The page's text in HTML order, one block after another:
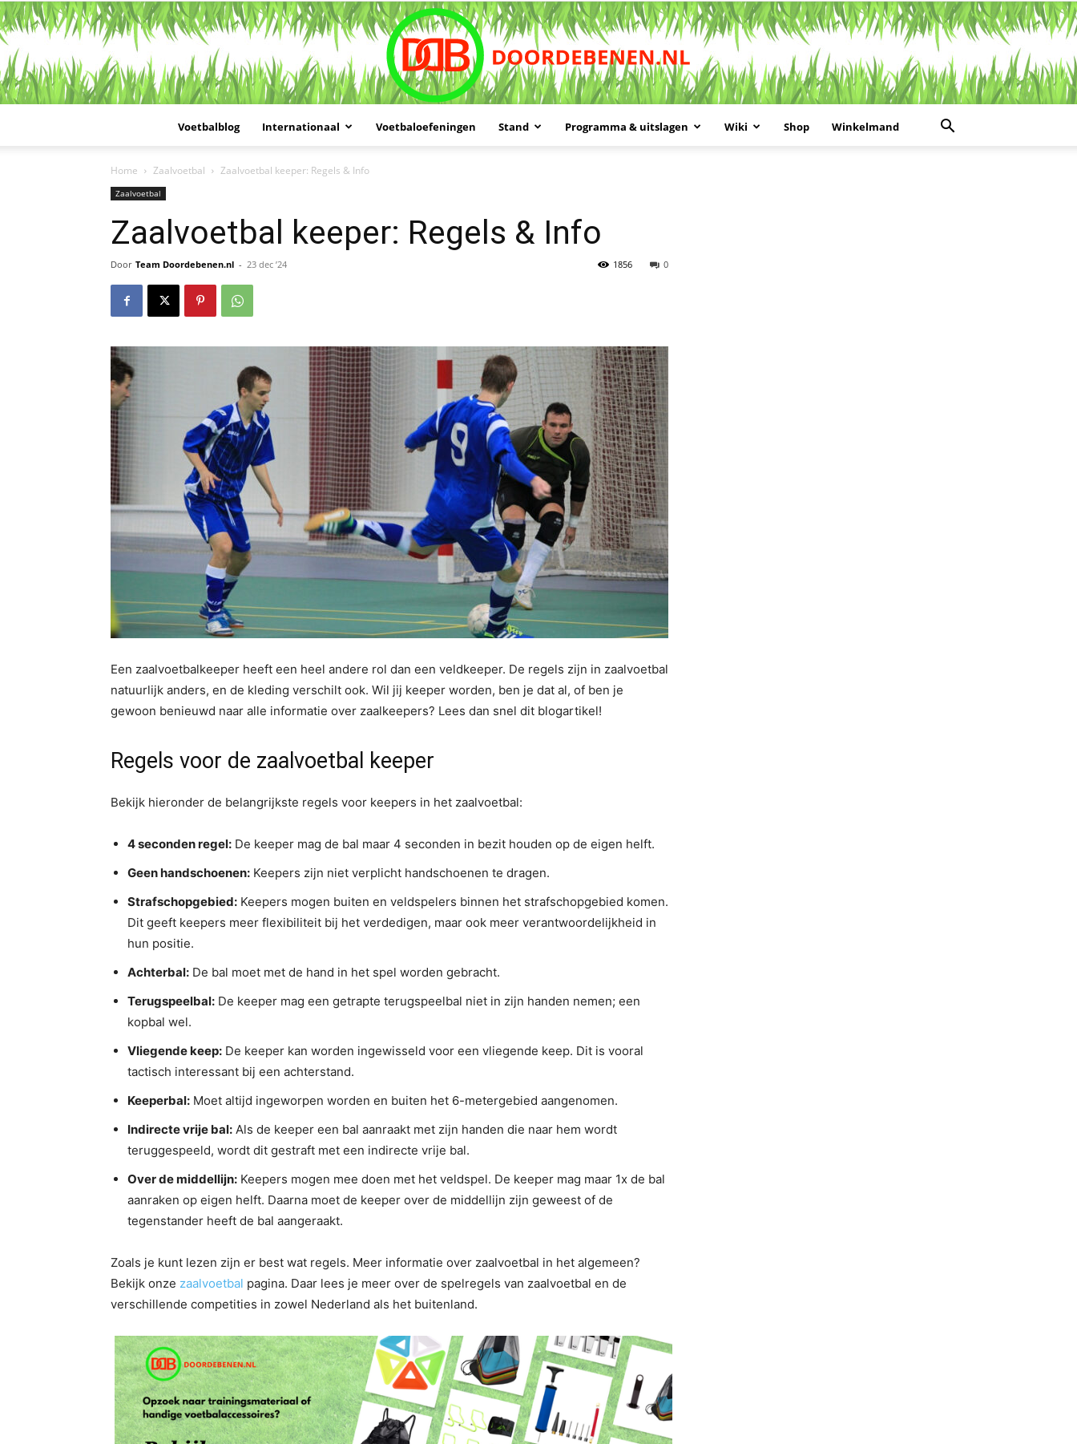
Voetbalblog Internationaal Voetbaloefeningen Stand Programma & uitslagen Wiki Shop Winkelmand
Home Zaalvoetbal Zaalvoetbal keeper: Regels & Info
Zaalvoetbal
Zaalvoetbal keeper: Regels & Info
Door Team Doordebenen.nl - 23 dec ’24 0
1856
Een zaalvoetbalkeeper heeft een heel andere rol dan een veldkeeper. De regels zijn in zaalvoetbal
natuurlijk anders, en de kleding verschilt ook. Wil jij keeper worden, ben je dat al, of ben je
gewoon benieuwd naar alle informatie over zaalkeepers? Lees dan snel dit blogartikel!
Regels voor de zaalvoetbal keeper
Bekijk hieronder de belangrijkste regels voor keepers in het zaalvoetbal:
4 seconden regel: De keeper mag de bal maar 4 seconden in bezit houden op de eigen helft.
Geen handschoenen: Keepers zijn niet verplicht handschoenen te dragen.
Strafschopgebied: Keepers mogen buiten en veldspelers binnen het strafschopgebied komen.
Dit geeft keepers meer flexibiliteit bij het verdedigen, maar ook meer verantwoordelijkheid in
hun positie.
Achterbal: De bal moet met de hand in het spel worden gebracht.
Terugspeelbal: De keeper mag een getrapte terugspeelbal niet in zijn handen nemen; een
kopbal wel.
Vliegende keep: De keeper kan worden ingewisseld voor een vliegende keep. Dit is vooral
tactisch interessant bij een achterstand.
Keeperbal: Moet altijd ingeworpen worden en buiten het 6-metergebied aangenomen.
Indirecte vrije bal: Als de keeper een bal aanraakt met zijn handen die naar hem wordt
teruggespeeld, wordt dit gestraft met een indirecte vrije bal.
Over de middellijn: Keepers mogen mee doen met het veldspel. De keeper mag maar 1x de bal
aanraken op eigen helft. Daarna moet de keeper over de middellijn zijn geweest of de
tegenstander heeft de bal aangeraakt.
Zoals je kunt lezen zijn er best wat regels. Meer informatie over zaalvoetbal in het algemeen?
Bekijk onze zaalvoetbal pagina. Daar lees je meer over de spelregels van zaalvoetbal en de
verschillende competities in zowel Nederland als het buitenland.